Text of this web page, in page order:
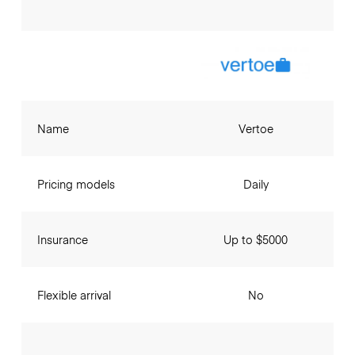
Name
Pricing models
Insurance
Flexible arrival
Vertoe
Daily
Up to $5000
No